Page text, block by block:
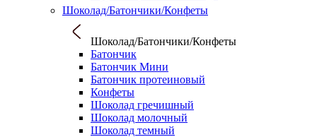
Шоколад/Батончики/Конфеты
Шоколад/Батончики/Конфеты
Батончик
Батончик Мини
Батончик протеиновый
Конфеты
Шоколад гречишный
Шоколад молочный
Шоколад темный